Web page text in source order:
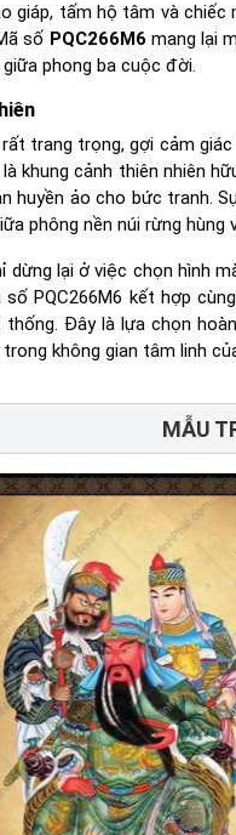
giáp, tấm hộ tâm và
số PQC266M6 mang lại
phong ba cuộc đời.
trang trọng, gợi cảm
là khung cảnh thiên nhiên
huyền ảo cho bức tranh.
phông nền núi rừng hùng
dừng lại ở việc chọn hình
số PQC266M6 kết hợp
Đây là lựa chọn
không gian tâm linh
MẪU